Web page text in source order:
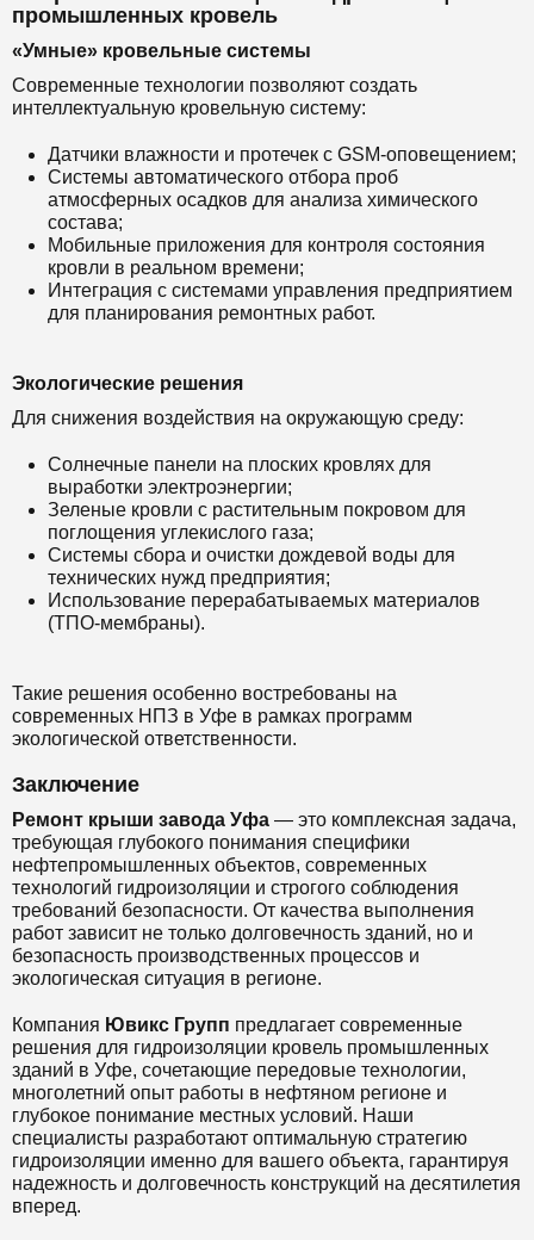
промышленных кровель
«Умные» кровельные системы
Современные технологии позволяют создать
интеллектуальную кровельную систему:
Датчики влажности и протечек с GSM-оповещением;
Системы автоматического отбора проб
атмосферных осадков для анализа химического
состава;
Мобильные приложения для контроля состояния
кровли в реальном времени;
Интеграция с системами управления предприятием
для планирования ремонтных работ.
Экологические решения
Для снижения воздействия на окружающую среду:
Солнечные панели на плоских кровлях для
выработки электроэнергии;
Зеленые кровли с растительным покровом для
поглощения углекислого газа;
Системы сбора и очистки дождевой воды для
технических нужд предприятия;
Использование перерабатываемых материалов
(ТПО-мембраны).
Такие решения особенно востребованы на
современных НПЗ в Уфе в рамках программ
экологической ответственности.
Заключение
Ремонт крыши завода Уфа — это комплексная задача,
требующая глубокого понимания специфики
нефтепромышленных объектов, современных
технологий гидроизоляции и строгого соблюдения
требований безопасности. От качества выполнения
работ зависит не только долговечность зданий, но и
безопасность производственных процессов и
экологическая ситуация в регионе.
Компания Ювикс Групп предлагает современные
решения для гидроизоляции кровель промышленных
зданий в Уфе, сочетающие передовые технологии,
многолетний опыт работы в нефтяном регионе и
глубокое понимание местных условий. Наши
специалисты разработают оптимальную стратегию
гидроизоляции именно для вашего объекта, гарантируя
надежность и долговечность конструкций на десятилетия
вперед.